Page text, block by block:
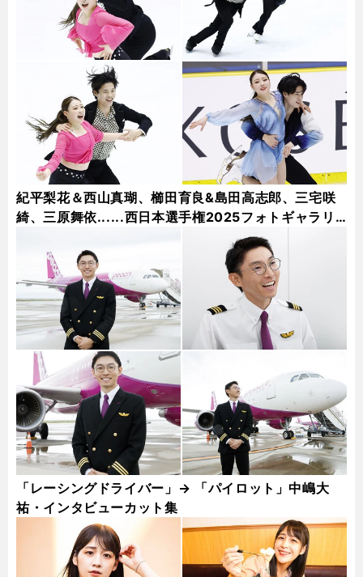
紀平梨花＆西山真瑚、櫛田育良&島田高志郎、三宅咲
綺、三原舞依......西日本選手権2025フォトギャラリ
「レーシングドライバー」→ 「パイロット」中嶋大
祐・インタビューカット集